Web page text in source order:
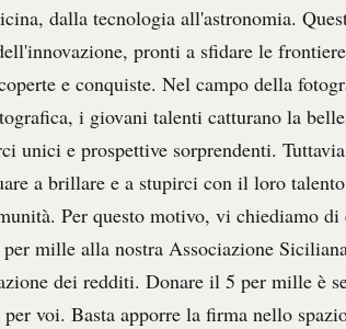
dalla tecnologia all'astronomia.
pronti a sfidare le
e conquiste. Nel campo della
i giovani talenti catturano la
unici e prospettive sorprendenti.
a brillare e a stupirci con il loro
Per questo motivo, vi chiediamo
mille alla nostra Associazione
dei redditi. Donare il 5 per mille è
voi. Basta apporre la firma nello